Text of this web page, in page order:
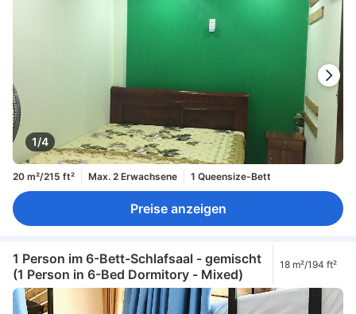
1/4
20 m²/215 ft² Max. 2 Erwachsene 1 Queensize-Bett
Preise anzeigen
1 Person im 6-Bett-Schlafsaal - gemischt
(1 Person in 6-Bed Dormitory - Mixed)
18 m²/194 ft²